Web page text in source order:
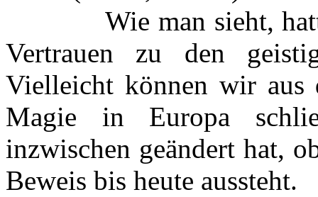
Wie man sieht,
Vertrauen zu den
Vielleicht können wir aus
Magie in Europa
inzwischen geändert hat,
Beweis bis heute aussteht.